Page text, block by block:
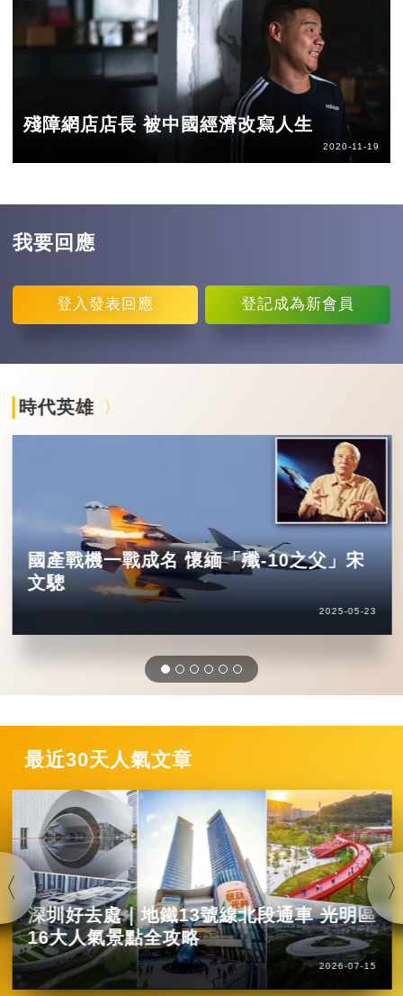
殘障網店店長 被中國經濟改寫人生
2020-11-19
我要回應
登入 發表回應 登記成為新會員
時代英雄
國產戰機一戰成名 懷緬「殲-10之父」宋
文驄
2025-05-23
最近30天人氣文章
深圳好去處｜地鐵13號線北段通車 光明區
16大人氣景點全攻略
2026-07-15